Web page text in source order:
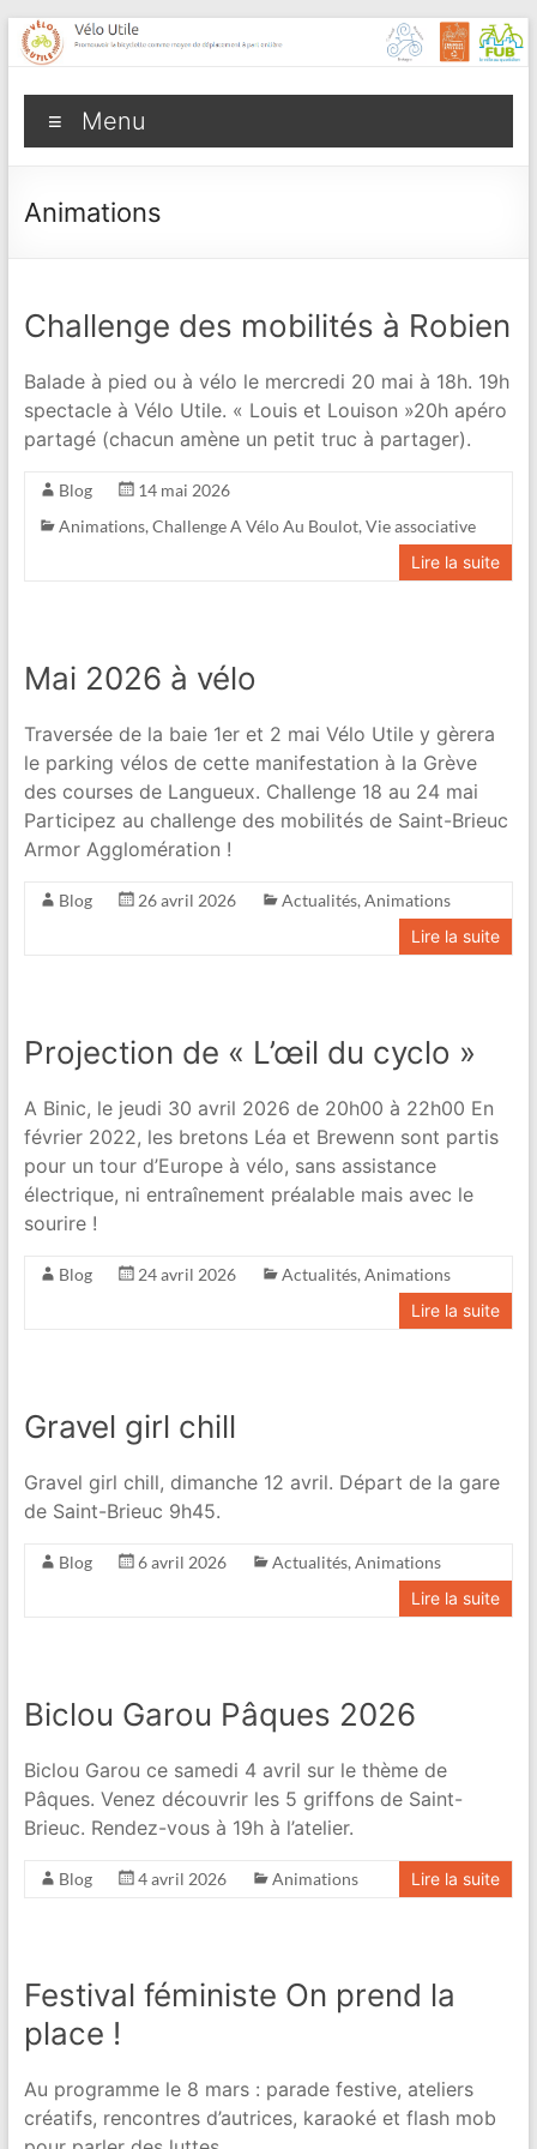
Aller
au
Vélo
Utile
la
moyen
de
déplacement
à
part
entière
Menu
Animations
Challenge des mobilités à Robien
Balade à pied ou à vélo le mercredi 20 mai à 18h. 19h
spectacle à Vélo Utile. « Louis et Louison »20h apéro
partagé (chacun amène un petit truc à partager).
Blog
14 mai 2026
Animations, Challenge A Vélo Au Boulot, Vie associative
Lire la suite
Mai 2026 à vélo
Traversée de la baie 1er et 2 mai Vélo Utile y gèrera
le parking vélos de cette manifestation à la Grève
des courses de Langueux. Challenge 18 au 24 mai
Participez au challenge des mobilités de Saint-Brieuc
Armor Agglomération !
Blog 26 avril 2026 Actualités, Animations
Lire la suite
Projection de « L’œil du cyclo »
A Binic, le jeudi 30 avril 2026 de 20h00 à 22h00 En
février 2022, les bretons Léa et Brewenn sont partis
pour un tour d’Europe à vélo, sans assistance
électrique, ni entraînement préalable mais avec le
sourire !
Blog 24 avril 2026 Actualités, Animations
Lire la suite
Gravel girl chill
Gravel girl chill, dimanche 12 avril. Départ de la gare
de Saint-Brieuc 9h45.
Blog 6 avril 2026 Actualités, Animations
Lire la suite
Biclou Garou Pâques 2026
Biclou Garou ce samedi 4 avril sur le thème de
Pâques. Venez découvrir les 5 griffons de Saint-
Brieuc. Rendez-vous à 19h à l’atelier.
Blog 4 avril 2026 Animations Lire la suite
Festival féministe On prend la
place !
Au programme le 8 mars : parade festive, ateliers
créatifs, rencontres d’autrices, karaoké et flash mob